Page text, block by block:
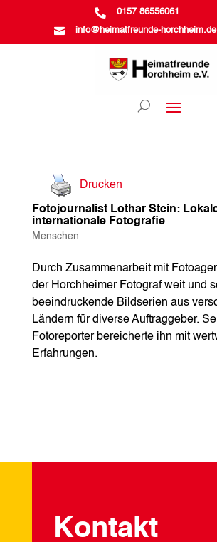
 0157 86556061
 info@heimatfreunde-horchheim.de
Drucken
Fotojournalist Lothar Stein:
internationale Fotografie
Menschen
Durch Zusammenarbeit mit
der Horchheimer Fotograf weit und
beeindruckende Bildserien aus
Ländern für diverse Auftraggeber.
Fotoreporter bereicherte ihn mit
Erfahrungen.
Kontakt